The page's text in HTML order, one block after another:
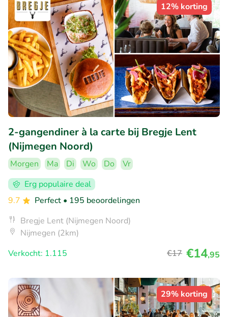
12% korting
2-gangendiner à la carte bij Bregje Lent
(Nijmegen Noord)
Morgen Ma Di Wo Do
Vr
Erg populaire deal
9.7
Perfect • 195 beoordelingen
Bregje Lent (Nijmegen Noord)
Nijmegen (2km)
Verkocht: 1.115
€17 €14,95
29% korting